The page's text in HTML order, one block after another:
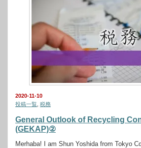
2020-11-10
投稿一覧 税務
General Outlook of Recycling
(GEKAP)②
Merhaba! I am Shun Yoshida from Tokyo